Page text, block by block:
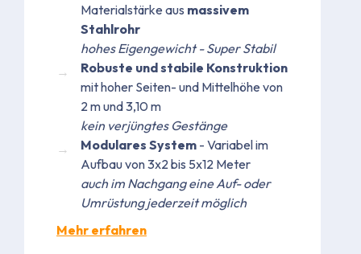
Materialstärke aus massivem
Stahlrohr
hohes Eigengewicht - Super Stabil
Robuste und stabile Konstruktion
mit hoher Seiten- und Mittelhöhe von
2 m und 3,10 m
kein verjüngtes Gestänge
Modulares System - Variabel im
Aufbau von 3x2 bis 5x12 Meter
auch im Nachgang eine Auf- oder
Umrüstung jederzeit möglich
Mehr erfahren